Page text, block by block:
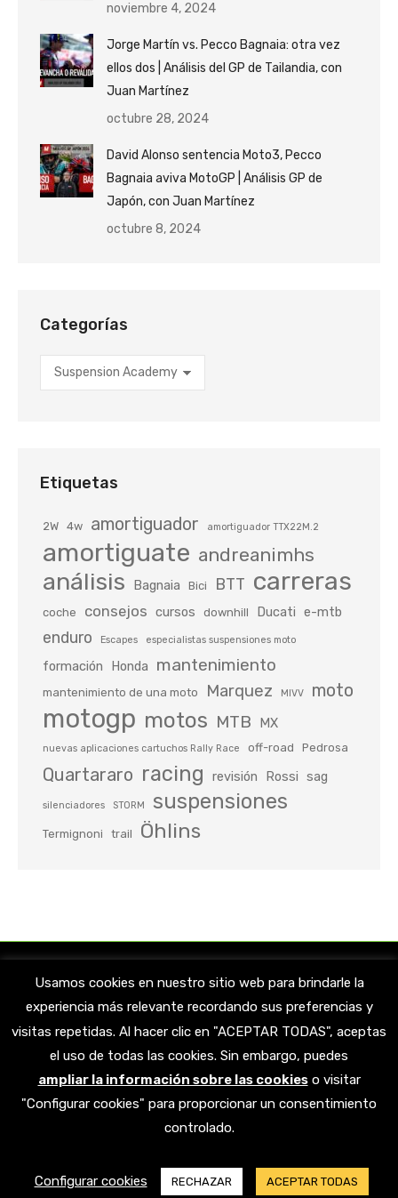
noviembre 4, 2024
Jorge Martín vs. Pecco Bagnaia: otra vez
ellos dos | Análisis del GP de Tailandia, con
Juan Martínez
octubre 28, 2024
David Alonso sentencia Moto3, Pecco
Bagnaia aviva MotoGP | Análisis GP de
Japón, con Juan Martínez
octubre 8, 2024
Categorías
Categorías
Etiquetas
2W 4w amortiguador amortiguador TTX22M.2
amortiguate andreanimhs
análisis Bagnaia Bici BTT carreras
coche consejos cursos downhill Ducati e-mtb
enduro Escapes especialistas suspensiones moto
formación Honda mantenimiento
mantenimiento de una moto Marquez MIVV moto
motogp motos MTB MX
nuevas aplicaciones cartuchos Rally Race off-road Pedrosa
Quartararo racing revisión Rossi sag
silenciadores STORM suspensiones
Termignoni trail Öhlins
Encuéntranos en:
Facebook
page
X
page
YouTube
page
Linkedin
page
Instagram
© 2023 AMORTIGUATE. Todos los derechos reservados |Aviso legal
Política de privacidad
Usamos cookies en nuestro sitio web para brindarle la
experiencia más relevante recordando sus preferencias y
visitas repetidas. Al hacer clic en "ACEPTAR TODAS", aceptas
el uso de todas las cookies. Sin embargo, puedes
ampliar la información sobre las cookieso visitar
"Configurar cookies" para proporcionar un consentimiento
controlado.
Configurar cookies RECHAZAR ACEPTAR TODAS